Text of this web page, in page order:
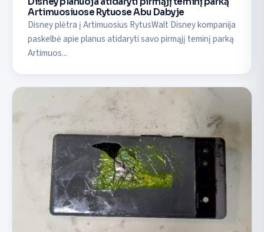
Artimuosiuose Rytuose Abu Dabyje
Disney plėtra į Artimuosius RytusWalt Disney kompanija
paskelbė apie planus atidaryti savo pirmąjį teminį parką
Artimuos...